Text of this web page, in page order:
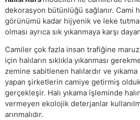
dekorasyon bütünlüğü sağlanır. Cami
görünümü kadar hijyenik ve leke
olması ayrıca sık yıkanmaya karşı
Camiler çok fazla insan trafiğine
için halıların sıklıkla yıkanması
zemine sabitlenen halılardır ve
yapan şirketlerin camiye getirmiş
gerçekleşir. Halı yıkama işleminde
vermeyen ekolojik deterjanlar
arınmalıdır.